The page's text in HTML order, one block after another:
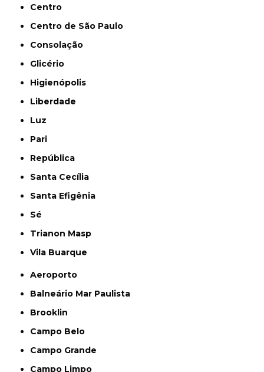
Centro
Centro de São Paulo
Consolação
Glicério
Higienópolis
Liberdade
Luz
Pari
República
Santa Cecília
Santa Efigênia
Sé
Trianon Masp
Vila Buarque
Aeroporto
Balneário Mar Paulista
Brooklin
Campo Belo
Campo Grande
Campo Limpo